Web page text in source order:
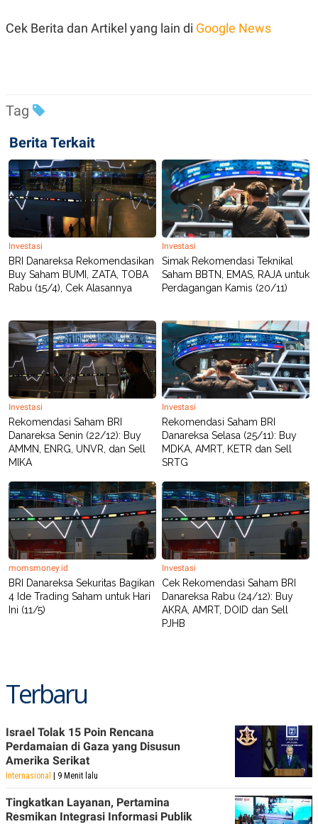
Cek Berita dan Artikel yang lain di Google News
Tag
Berita Terkait
Investasi
BRI Danareksa Rekomendasikan
Buy Saham BUMI, ZATA, TOBA
Rabu (15/4), Cek Alasannya
Investasi
Simak Rekomendasi Teknikal
Saham BBTN, EMAS, RAJA untuk
Perdagangan Kamis (20/11)
Investasi
Rekomendasi Saham BRI
Danareksa Senin (22/12): Buy
AMMN, ENRG, UNVR, dan Sell
MIKA
Investasi
Rekomendasi Saham BRI
Danareksa Selasa (25/11): Buy
MDKA, AMRT, KETR dan Sell
SRTG
momsmoney.id
BRI Danareksa Sekuritas Bagikan
4 Ide Trading Saham untuk Hari
Ini (11/5)
Investasi
Cek Rekomendasi Saham BRI
Danareksa Rabu (24/12): Buy
AKRA, AMRT, DOID dan Sell
PJHB
Terbaru
Israel Tolak 15 Poin Rencana
Perdamaian di Gaza yang Disusun
Amerika Serikat
Internasional | 9 Menit lalu
Tingkatkan Layanan, Pertamina
Resmikan Integrasi Informasi Publik